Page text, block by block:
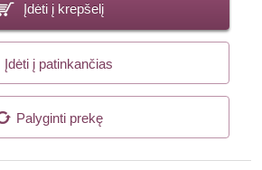
Įdėti į krepšelį
Įdėti į patinkančias
Palyginti prekę